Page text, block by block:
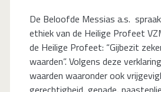
De Beloofde Messias a.s.
ethiek van de Heilige Profeet
de Heilige Profeet: “Gijbezit
waarden”. Volgens deze
waarden waaronder ook